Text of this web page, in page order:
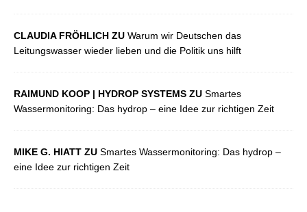
CLAUDIA FRÖHLICH ZU Warum wir Deutschen das
Leitungswasser wieder lieben und die Politik uns hilft
RAIMUND KOOP | HYDROP SYSTEMS ZU Smartes
Wassermonitoring: Das hydrop – eine Idee zur richtigen Zeit
MIKE G. HIATT ZU Smartes Wassermonitoring: Das hydrop –
eine Idee zur richtigen Zeit